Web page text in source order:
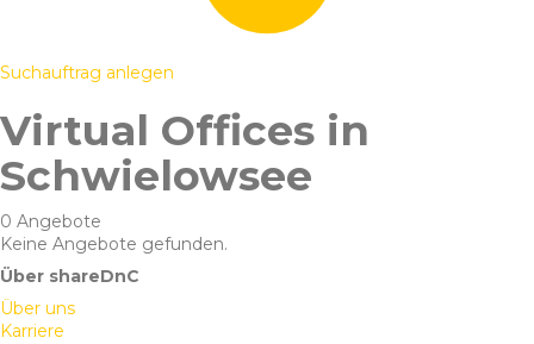
Suchauftrag anlegen
Virtual Offices in
Schwielowsee
0 Angebote
Keine Angebote gefunden.
Über shareDnC
Über uns
Karriere